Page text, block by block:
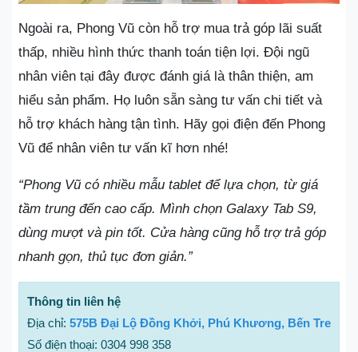
Ngoài ra, Phong Vũ còn hỗ trợ mua trả góp lãi suất
thấp, nhiều hình thức thanh toán tiện lợi. Đội ngũ
nhân viên tại đây được đánh giá là thân thiện, am
hiểu sản phẩm. Họ luôn sẵn sàng tư vấn chi tiết và
hỗ trợ khách hàng tận tình. Hãy gọi điện đến Phong
Vũ để nhân viên tư vấn kĩ hơn nhé!
“Phong Vũ có nhiều mẫu tablet để lựa chọn, từ giá
tầm trung đến cao cấp. Mình chọn Galaxy Tab S9,
dùng mượt và pin tốt. Cửa hàng cũng hỗ trợ trả góp
nhanh gọn, thủ tục đơn giản.”
Thông tin liên hệ
Địa chỉ: 575B Đại Lộ Đồng Khởi, Phú Khương, Bến Tre
Số điện thoại: 0304 998 358